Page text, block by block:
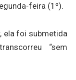
feira (1º).
ela foi submetida
“sem